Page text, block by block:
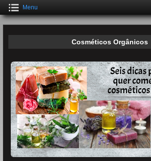
Menu
Cosméticos Orgânicos